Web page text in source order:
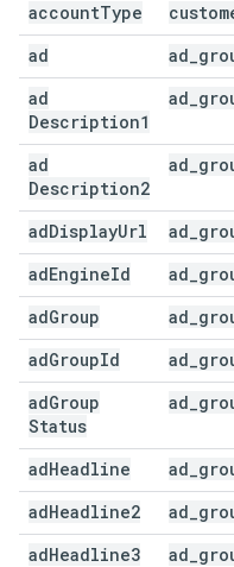
accountType
ad
ad
ad
Description1
ad
ad
Description2
ad
adDisplayUrl ad
adEngineId ad
adGroup ad
adGroupId ad
adGroup
Status
ad
adHeadline ad
adHeadline2 ad
adHeadline3 ad